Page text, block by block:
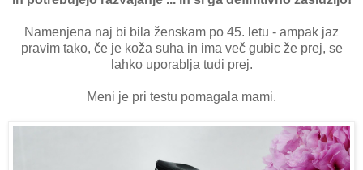
Namenjena naj bi bila ženskam po 45. letu - ampak jaz
pravim tako, če je koža suha in ima več gubic že prej, se
lahko uporablja tudi prej.
Meni je pri testu pomagala mami.